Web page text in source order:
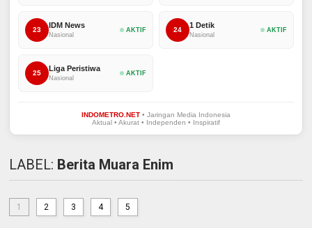
23
IDM News
Nasional
AKTIF 24
1 Detik
Nasional
AKTIF
25
Liga Peristiwa
Nasional
AKTIF
INDOMETRO.NET• Jaringan Media Indonesia
Aktual • Akurat • Independen • Inspiratif
LABEL: Berita Muara Enim
1 2 3 4 5